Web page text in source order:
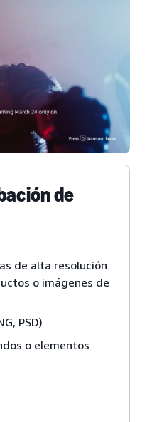
de
de alta resolución
o imágenes de
PSD)
o elementos